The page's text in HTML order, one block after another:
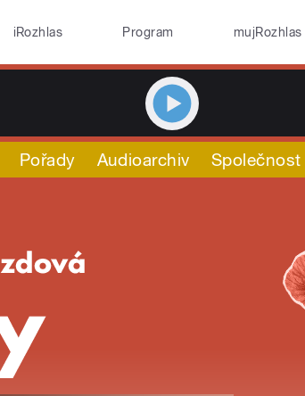
iRozhlas Program mujRozhlas
Pořady Audioarchiv Společnost